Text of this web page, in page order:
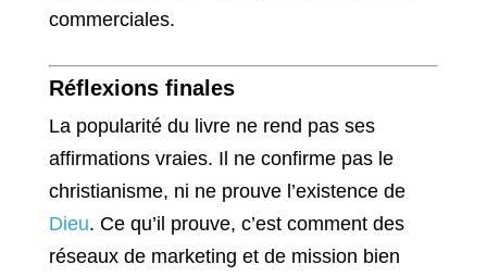
commerciales.
Réflexions finales
La popularité du livre ne rend pas ses
affirmations vraies. Il ne confirme pas le
christianisme, ni ne prouve l’existence de
Dieu. Ce qu’il prouve, c’est comment des
réseaux de marketing et de mission bien